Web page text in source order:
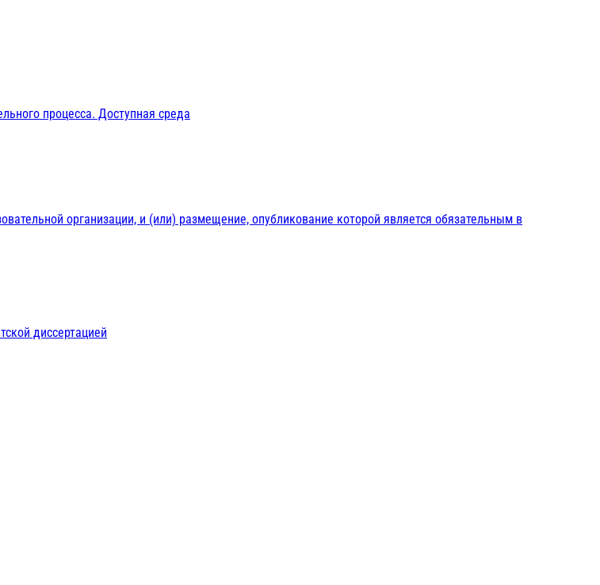
процесса. Доступная среда
организации, и (или) размещение, опубликование которой является обязательным в
диссертацией